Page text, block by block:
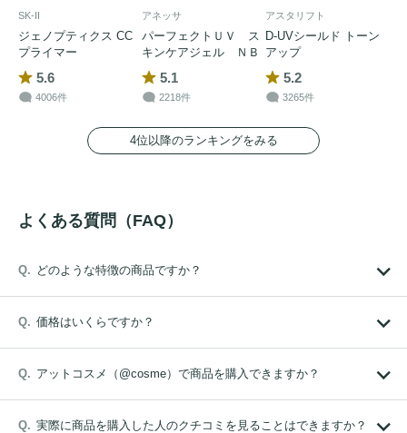
SK-II
ジェノプティクス CC
プライマー
5.6
4006件
アネッサ
パーフェクトＵＶ ス
キンケアジェル ＮＢ
5.1
2218件
アスタリフト
D-UVシールド トーン
アップ
5.2
3265件
4位以降のランキングをみる
よくある質問（FAQ）
どのような特徴の商品ですか？
価格はいくらですか？
アットコスメ（@cosme）で商品を購入できますか？
実際に商品を購入した人のクチコミを見ることはできますか？